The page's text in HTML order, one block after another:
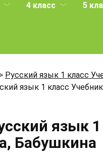
4 класс 5
> Русский язык 1 класс
язык 1 класс
язык
Бабушкина